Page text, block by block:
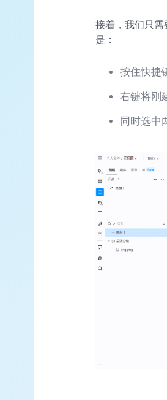
接着，我们只
是：
按住快捷
右键将刚
同时选中